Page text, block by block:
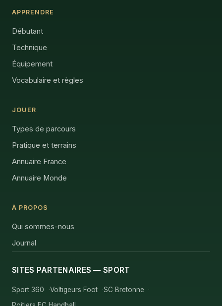
APPRENDRE
Débutant
Technique
Équipement
Vocabulaire et règles
JOUER
Types de parcours
Pratique et terrains
Annuaire France
Annuaire Monde
À PROPOS
Qui sommes-nous
Journal
SITES PARTENAIRES — SPORT
Sport 360 Voltigeurs Foot
SC Bretonne